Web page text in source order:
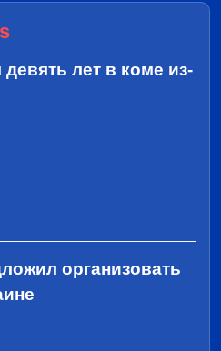
лет в коме из-
организовать